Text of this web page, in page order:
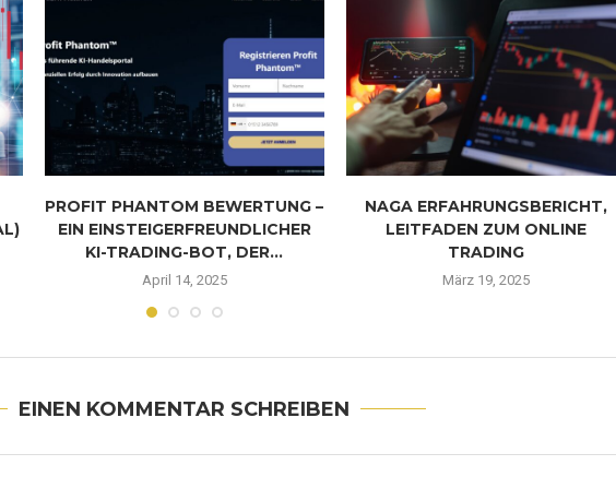
PROFIT PHANTOM BEWERTUNG –
EIN EINSTEIGERFREUNDLICHER
KI-TRADING-BOT, DER...
April 14, 2025
NAGA ERFAHRUNGSBERICHT,
LEITFADEN ZUM ONLINE
TRADING
März 19, 2025
EINEN KOMMENTAR SCHREIBEN